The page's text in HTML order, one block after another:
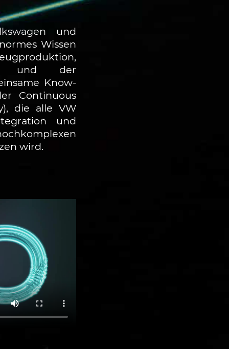
und
Wissen
und der
Know-
Continuous
die alle VW
und
wird.